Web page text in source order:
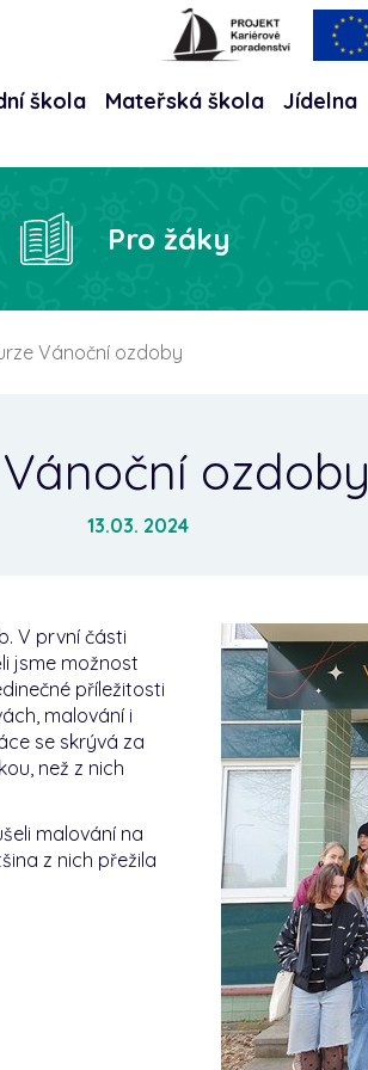
škola Mateřská škola Jídelna
Pro žáky
Vánoční ozdoby
ozdoby
13.03. 2024
V první části
jsme možnost
příležitosti
malování i
se skrývá za
než z nich
malování na
z nich přežila